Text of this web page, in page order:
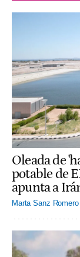
Oleada de
potable de
apunta a
Marta Sanz Romero